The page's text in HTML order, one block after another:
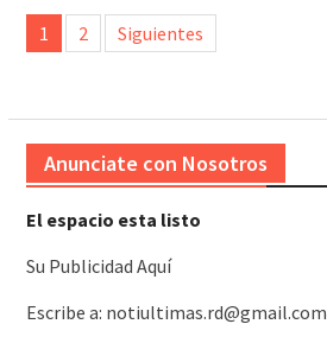
Paginación
de
1 2 Siguientes
Anunciate con Nosotros
El espacio esta listo
Su Publicidad Aquí
Escribe a: notiultimas.rd@gmail.com